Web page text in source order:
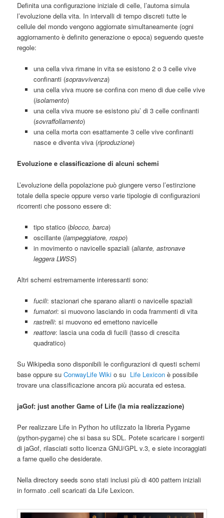
Definita una configurazione iniziale di celle, l’automa simula
l’evoluzione della vita. In intervalli di tempo discreti tutte le
cellule del mondo vengono aggiornate simultaneamente (ogni
aggiornamento è definito generazione o epoca) seguendo queste
regole:
una cella viva rimane in vita se esistono 2 o 3 celle vive
confinanti (sopravvivenza)
una cella viva muore se confina con meno di due celle vive
(isolamento)
una cella viva muore se esistono piu’ di 3 celle confinanti
(sovraffollamento)
una cella morta con esattamente 3 celle vive confinanti
nasce e diventa viva (riproduzione)
Evoluzione e classificazione di alcuni schemi
L’evoluzione della popolazione può giungere verso l’estinzione
totale della specie oppure verso varie tipologie di configurazioni
ricorrenti che possono essere di:
tipo statico (blocco, barca)
oscillante (lampeggiatore, rospo)
in movimento o navicelle spaziali (aliante, astronave
leggera LWSS)
Altri schemi estremamente interessanti sono:
fucili: stazionari che sparano alianti o navicelle spaziali
fumatori: si muovono lasciando in coda frammenti di vita
rastrelli: si muovono ed emettono navicelle
reattore: lascia una coda di fucili (tasso di crescita
quadratico)
Su Wikipedia sono disponibili le configurazioni di questi schemi
base oppure suConwayLife Wiki o su Life Lexicon è possibile
trovare una classificazione ancora più accurata ed estesa.
jaGof: just another Game of Life (la mia realizzazione)
Per realizzare Life in Python ho utilizzato la libreria Pygame
(python-pygame) che si basa su SDL. Potete scaricare i sorgenti
di jaGof, rilasciati sotto licenza GNU/GPL v.3, e siete incoraggiati
a farne quello che desiderate.
Nella directory seeds sono stati inclusi più di 400 pattern iniziali
in formato .cell scaricati da Life Lexicon.